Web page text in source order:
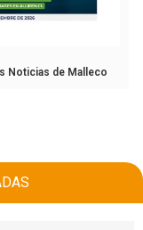
Noticias de Malleco